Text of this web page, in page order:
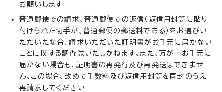
お願いします
普通郵便での請求、普通郵便での返信（返信用封筒に貼り
付けられた切手が、普通郵便の郵送料である）をお選びい
ただいた場合、請求いただいた証明書がお手元に届かない
ことに関する調査はいたしかねます。また、万が一お手元に
届かない場合も、証明書の再発行及び再発送はできませ
ん。この場合、改めて手数料及び返信用封筒を同封のうえ
再請求してください